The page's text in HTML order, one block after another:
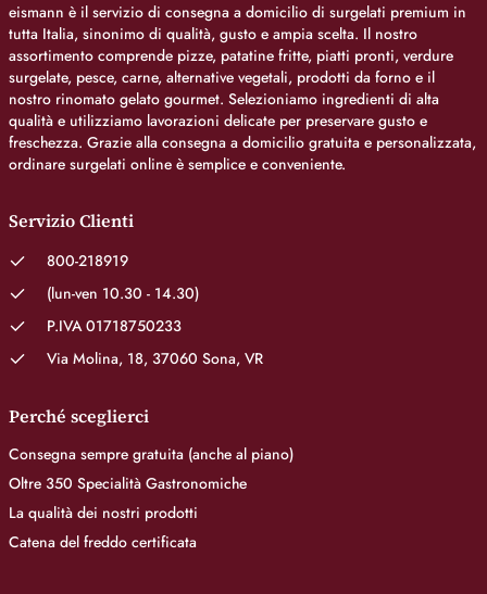
eismann è il servizio di consegna a domicilio di surgelati premium in
tutta Italia, sinonimo di qualità, gusto e ampia scelta. Il nostro
assortimento comprende pizze, patatine fritte, piatti pronti, verdure
surgelate, pesce, carne, alternative vegetali, prodotti da forno e il
nostro rinomato gelato gourmet. Selezioniamo ingredienti di alta
qualità e utilizziamo lavorazioni delicate per preservare gusto e
freschezza. Grazie alla consegna a domicilio gratuita e personalizzata,
ordinare surgelati online è semplice e conveniente.
Servizio Clienti
800-218919
(lun-ven 10.30 - 14.30)
P.IVA 01718750233
Via Molina, 18, 37060 Sona, VR
Perché sceglierci
Consegna sempre gratuita (anche al piano)
Oltre 350 Specialità Gastronomiche
La qualità dei nostri prodotti
Catena del freddo certificata